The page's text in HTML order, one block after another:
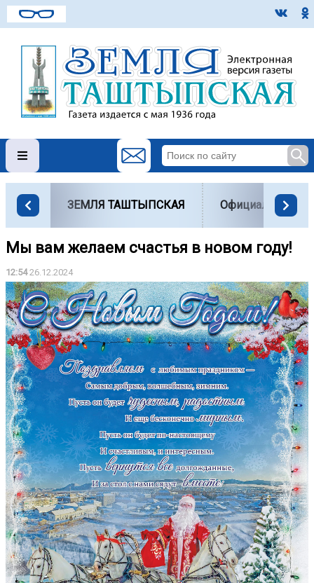
ЗЕМЛЯ ТАШТЫПСКАЯ Официально
Мы вам желаем счастья в новом году!
12:5426.12.2024